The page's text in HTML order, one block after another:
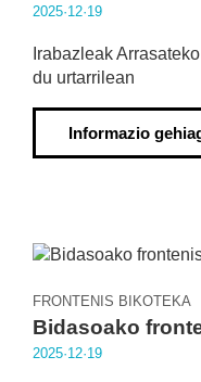
2025·12·19
Irabazleak
du urtarrilean
Informazio
FRONTENIS BIKOTEKA
Bidasoako
2025·12·19